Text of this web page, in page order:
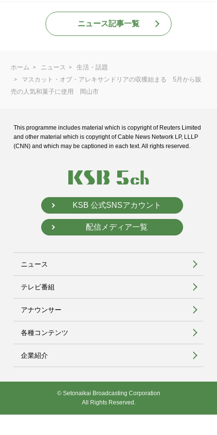
ニュース記事一覧
ホーム ニュース
生活・話題
マスカット・オブ・アレキサンドリアの収獲始まる 5月から販
売の人気和菓子に使用 岡山市
This programme includes material which is copyright of Reuters Limited
and other material which is copyright of Cable News Network LP, LLLP
(CNN) and which may be captioned in each text. All rights reserved.
KSB 公式SNSアカウント
配信メディア一覧
ニュース
テレビ番組
アナウンサー
各種コンテンツ
企業紹介
© Setonaikai Broadcasting Corporation
All Rights Reserved.